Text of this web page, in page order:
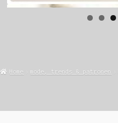
Home mode, trends & patronen